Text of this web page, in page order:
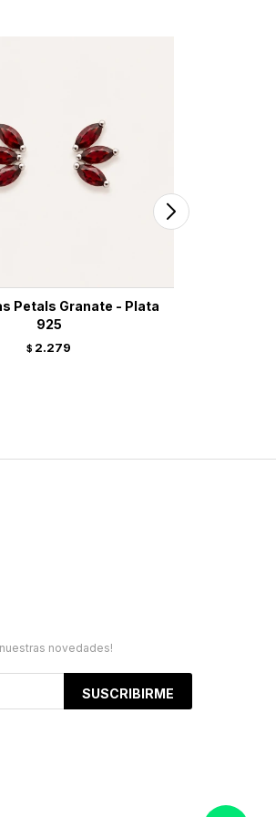
Petals Granate - Plata
925
$ 2.279
novedades!
SUSCRIBIRME